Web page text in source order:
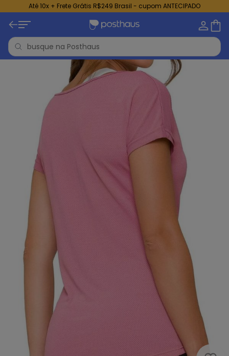
Até 10x + Frete Grátis R$249 Brasil - cupom ANTECIPADO